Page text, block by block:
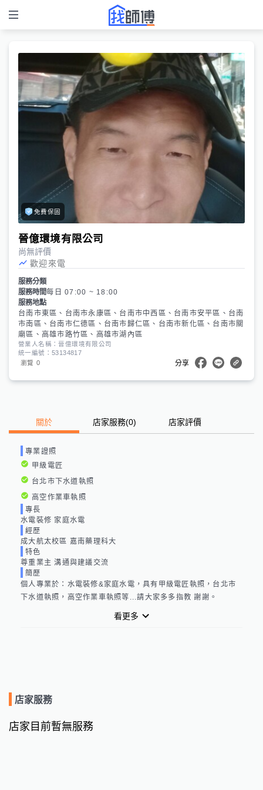
免費保固
晉億環境有限公司
尚無評價
歡迎來電
服務分類
服務時間每日 07:00 ~ 18:00
服務地點
台南市東區、台南市永康區、台南市中西區、台南市安平區、台南
市南區、台南市仁德區、台南市歸仁區、台南市新化區、台南市關
廟區、高雄市路竹區、高雄市湖內區
營業人名稱：晉億環境有限公司
統一編號：53134817
瀏覽 0 分享
關於 店家服務(0) 店家評價
專業證照
甲級電匠
台北市下水道執照
高空作業車執照
專長
水電裝修 家庭水電
經歷
成大航太校區 嘉南藥理科大
特色
尊重業主 溝通與建議交流
簡歷
個人專業於：水電裝修&家庭水電，具有甲級電匠執照，台北市
下水道執照，高空作業車執照等...請大家多多指教 謝謝。
看更多
店家服務
店家目前暫無服務